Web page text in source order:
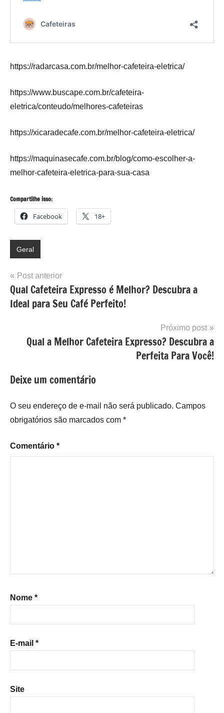
https://radarcasa.com.br/melhor-cafeteira-eletrica/
https://www.buscape.com.br/cafeteira-
eletrica/conteudo/melhores-cafeteiras
https://xicaradecafe.com.br/melhor-cafeteira-eletrica/
https://maquinasecafe.com.br/blog/como-escolher-a-
melhor-cafeteira-eletrica-para-sua-casa
Compartilhe isso:
Facebook 18+
Geral
Navegação
de
Post
Post anterior
Qual Cafeteira Expresso é Melhor? Descubra a
Ideal para Seu Café Perfeito!
Próximo post
Qual a Melhor Cafeteira Expresso? Descubra a
Perfeita Para Você!
Deixe um comentário
O seu endereço de e-mail não será publicado. Campos
obrigatórios são marcados com *
Comentário *
Nome *
E-mail *
Site